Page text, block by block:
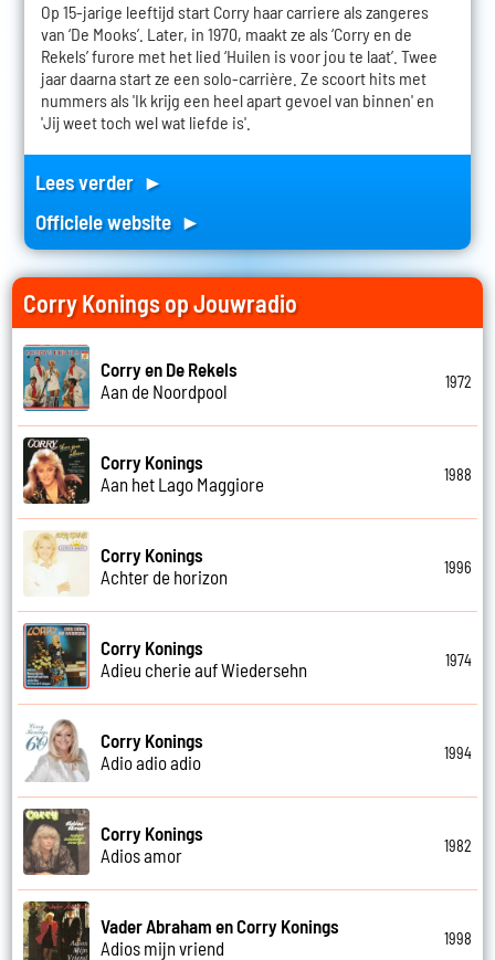
Op 15-jarige leeftijd start Corry haar carriere als zangeres
van ‘De Mooks’. Later, in 1970, maakt ze als ‘Corry en de
Rekels’ furore met het lied ‘Huilen is voor jou te laat’. Twee
jaar daarna start ze een solo-carrière. Ze scoort hits met
nummers als 'Ik krijg een heel apart gevoel van binnen' en
'Jij weet toch wel wat liefde is'.
Lees verder ►
Officiele website ►
Corry Konings op Jouwradio
Corry en De Rekels
Aan de Noordpool
1972
Corry Konings
Aan het Lago Maggiore
1988
Corry Konings
Achter de horizon
1996
Corry Konings
Adieu cherie auf Wiedersehn
1974
Corry Konings
Adio adio adio
1994
Corry Konings
Adios amor
1982
Vader Abraham en Corry Konings
Adios mijn vriend
1998